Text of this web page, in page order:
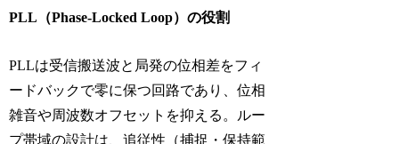
PLL（Phase-Locked Loop）の役割
PLLは受信搬送波と局発の位相差をフィ
ードバックで零に保つ回路であり、位相
雑音や周波数オフセットを抑える。ルー
プ帯域の設計は、追従性（捕捉・保持範